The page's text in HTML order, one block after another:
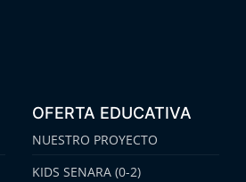
OFERTA EDUCATIVA
NUESTRO PROYECTO
KIDS SENARA (0-2)